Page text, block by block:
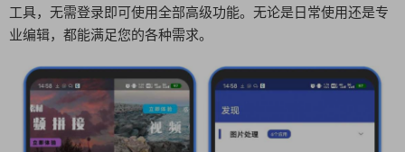
工具，无需登录即可使用全部高级功能。无论是日常使用还是专
业编辑，都能满足您的各种需求。